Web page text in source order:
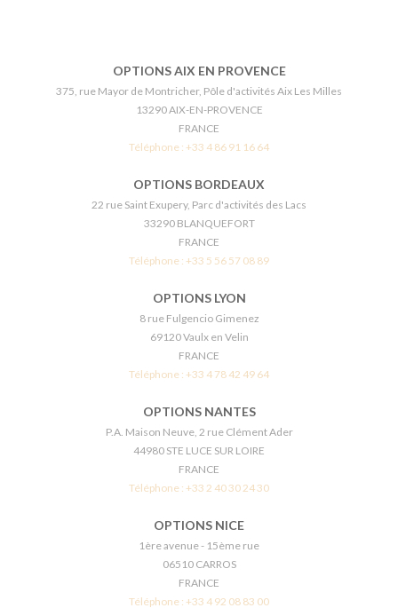
OPTIONS AIX EN PROVENCE
375, rue Mayor de Montricher, Pôle d'activités Aix Les Milles
13290 AIX-EN-PROVENCE
FRANCE
Téléphone : +33 4 86 91 16 64
OPTIONS BORDEAUX
22 rue Saint Exupery, Parc d'activités des Lacs
33290 BLANQUEFORT
FRANCE
Téléphone : +33 5 56 57 08 89
OPTIONS LYON
8 rue Fulgencio Gimenez
69120 Vaulx en Velin
FRANCE
Téléphone : +33 4 78 42 49 64
OPTIONS NANTES
P.A. Maison Neuve, 2 rue Clément Ader
44980 STE LUCE SUR LOIRE
FRANCE
Téléphone : +33 2 40 30 24 30
OPTIONS NICE
1ère avenue - 15ème rue
06510 CARROS
FRANCE
Téléphone : +33 4 92 08 83 00